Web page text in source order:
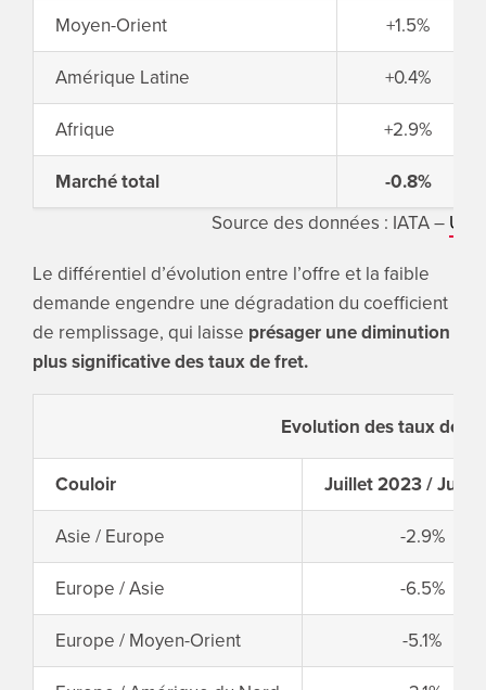
Source des données : IATA –
Moyen-Orient
+1.5%
Amérique Latine
+0.4%
Afrique
+2.9%
Marché total
-0.8%
Le différentiel d’évolution entre l’offre et la faible
demande engendre une dégradation du coefficient
de remplissage, qui laisse présager une diminution
plus significative des taux de fret.
Evolution des taux de
Couloir
Juillet 2023 / Juin
Asie / Europe
-2.9%
Europe / Asie
-6.5%
Europe / Moyen-Orient
-5.1%